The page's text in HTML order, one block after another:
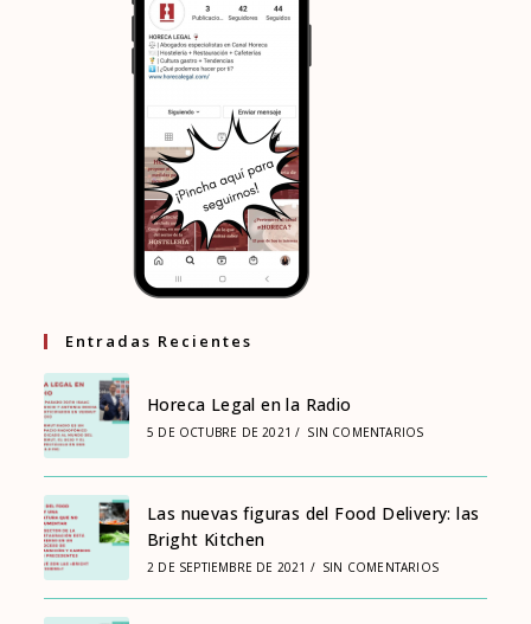
Entradas Recientes
Horeca Legal en la Radio
5 DE OCTUBRE DE 2021 / SIN COMENTARIOS
Las nuevas figuras del Food Delivery: las
Bright Kitchen
2 DE SEPTIEMBRE DE 2021 / SIN COMENTARIOS